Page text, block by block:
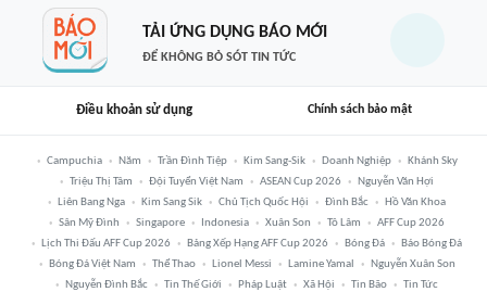
TẢI ỨNG DỤNG BÁO MỚI
ĐỂ KHÔNG BỎ SÓT TIN TỨC
Điều khoản sử dụng Chính sách bảo mật
Campuchia Năm Trần Đình Tiệp Kim Sang-Sik Doanh Nghiệp
Khánh Sky
Triệu Thị Tâm
Đội Tuyển Việt Nam ASEAN Cup 2026
Nguyễn Văn Hợi
Liên Bang Nga
Kim Sang Sik Chủ Tịch Quốc Hội Đình Bắc
Hồ Văn Khoa
Sân Mỹ Đình
Singapore Indonesia Xuân Son Tô Lâm
AFF Cup 2026
Lịch Thi Đấu AFF Cup 2026
Bảng Xếp Hạng AFF Cup 2026 Bóng Đá
Báo Bóng Đá
Bóng Đá Việt Nam
Thể Thao Lionel Messi Lamine Yamal
Nguyễn Xuân Son
Nguyễn Đình Bắc
Tin Thế Giới Pháp Luật Xã Hội Tin Bão Tin Tức